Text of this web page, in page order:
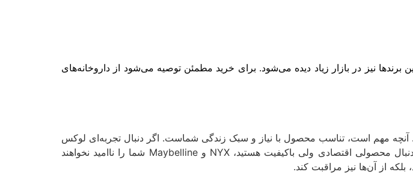
نیز در بازار زیاد دیده می‌شود. برای خرید مطمئن توصیه می‌شود از داروخانه‌های
مهم است، تناسب محصول با نیاز و سبک زندگی شماست. اگر دنبال تجربه‌ای لوکس
و حرفه‌ای هستید، برندهایی مانند Dior یا Fenty انتخابی عالی هستند. اگر بیشتر به دنبال محصولی اقتصادی ولی باکیفیت هستید، NYX و Maybelline شما را ناامید نخواهند
بلکه از آن‌ها نیز مراقبت کند.